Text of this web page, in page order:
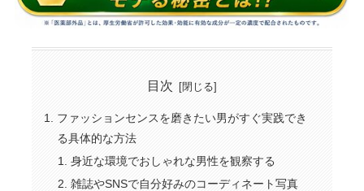
目次
ファッションセンスを磨きたい男がすぐ実践でき
る具体的な方法
身近な環境でおしゃれな男性を観察する
雑誌やSNSで自分好みのコーディネート写真